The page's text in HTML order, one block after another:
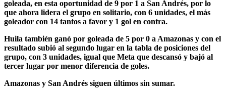
goleada, en esta oportunidad de 9 por 1 a San Andrés, por lo
que ahora lidera el grupo en solitario, con 6 unidades, el más
goleador con 14 tantos a favor y 1 gol en contra.
Huila también ganó por goleada de 5 por 0 a Amazonas y con el
resultado subió al segundo lugar en la tabla de posiciones del
grupo, con 3 unidades, igual que Meta que descansó y bajó al
tercer lugar por menor diferencia de goles.
Amazonas y San Andrés siguen últimos sin sumar.